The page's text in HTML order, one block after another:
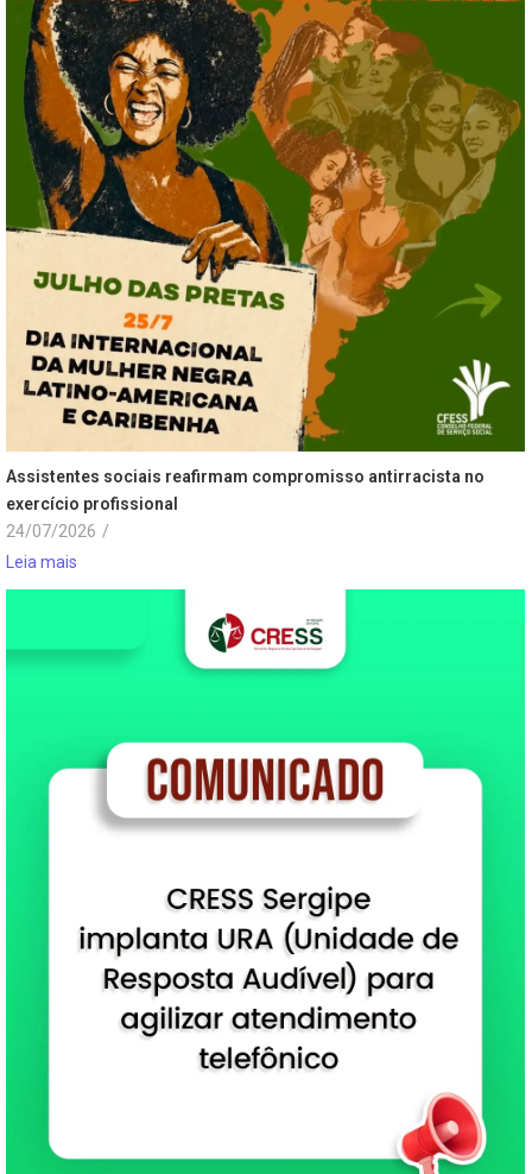
Assistentes sociais reafirmam compromisso antirracista no
exercício profissional
24/07/2026 /
Leia mais